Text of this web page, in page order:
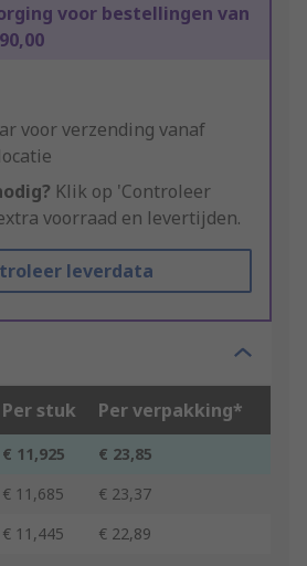
voor bestellingen van
voor verzending vanaf
Klik op 'Controleer
voorraad en levertijden.
leverdata
Per stuk Per verpakking*
€ 11,925
€ 23,85
€ 11,685
€ 23,37
€ 11,445 € 22,89